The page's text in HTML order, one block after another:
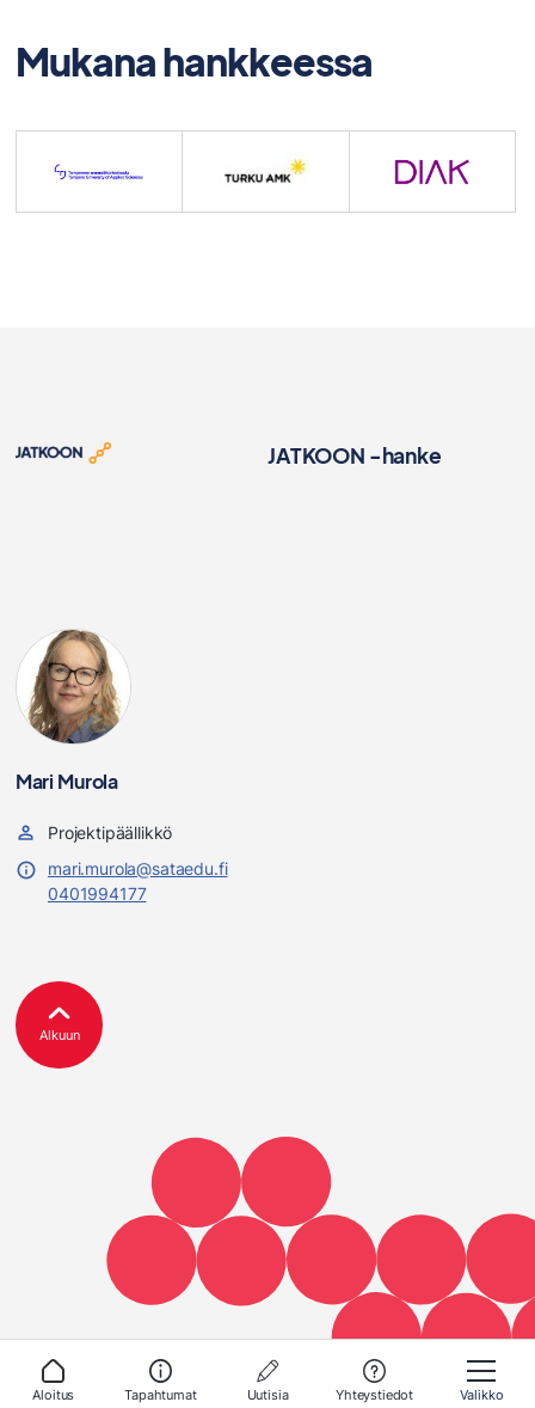
Aloitus Tapahtumat Uutisia Yhteystiedot Valikko
Mukana hankkeessa
JATKOON -hanke
Mari Murola
Projektipäällikkö
mari.murola@sataedu.fi
0401994177
Alkuun